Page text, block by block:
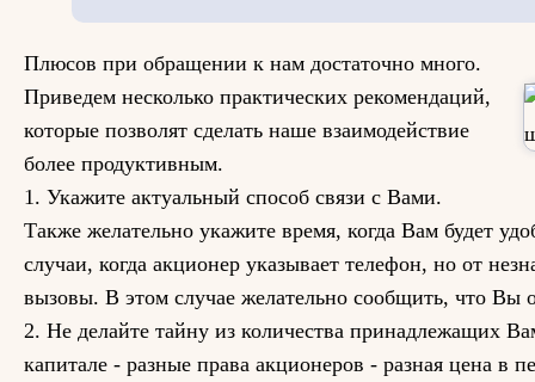
Плюсов при обращении к нам достаточно много.
Приведем несколько практических рекомендаций,
которые позволят сделать наше взаимодействие
более продуктивным.
1. Укажите актуальный способ связи с Вами.
Также желательно укажите время, когда Вам будет
случаи, когда акционер указывает телефон, но от
вызовы. В этом случае желательно сообщить, что Вы
2. Не делайте тайну из количества принадлежащих
капитале - разные права акционеров - разная цена в